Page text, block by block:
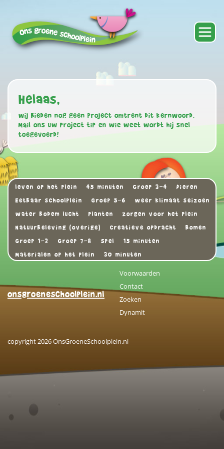
Helaas,
wij bieden nog geen project omtrent dit kernwoord.
Mail ons uw project tip en wie weet wordt hij snel
toegevoerd!
leven op het plein 45 minuten Groep 3-4
Dieren
Eetbaar schoolplein
Groep 5-6
weer klimaat seizoen
water bodem lucht
Planten
zorgen voor het plein
Natuurbeleving (overige)
Creatieve opdracht
Bomen
Groep 1-2
Groep 7-8 Spel
15 minuten
Materialen op het plein
30 minuten
onsgroeneschoolplein.nl
Voorwaarden
Contact
Zoeken
Dynamit
copyright 2026 OnsGroeneSchoolplein.nl